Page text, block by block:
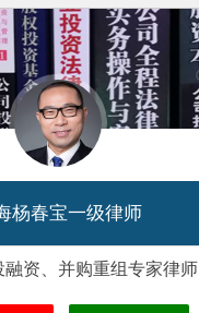
杨春宝一级律师
融资、并购重组专家律师